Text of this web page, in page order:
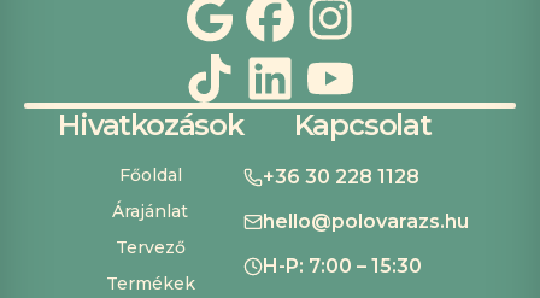
Hivatkozások
Főoldal
Árajánlat
Tervező
Termékek
Kapcsolat
+36 30 228 1128
hello@polovarazs.hu
H-P: 7:00 – 15:30